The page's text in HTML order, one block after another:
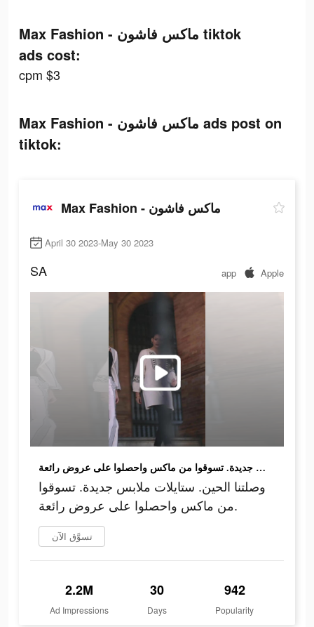
Max Fashion - ماكس فاشون tiktok
ads cost:
cpm $3
Max Fashion - ماكس فاشون ads post on
tiktok:
Max Fashion - ماكس فاشون
April 30 2023-May 30 2023
SA app Apple
وصلتنا الحين. ستايلات ملابس جديدة. تسوقوا من ماكس واحصلوا على عروض رائعة.
وصلتنا الحين. ستايلات ملابس جديدة. تسوقوا
من ماكس واحصلوا على عروض رائعة.
تسوَّق الآن
2.2M
Ad Impressions
30
Days
942
Popularity